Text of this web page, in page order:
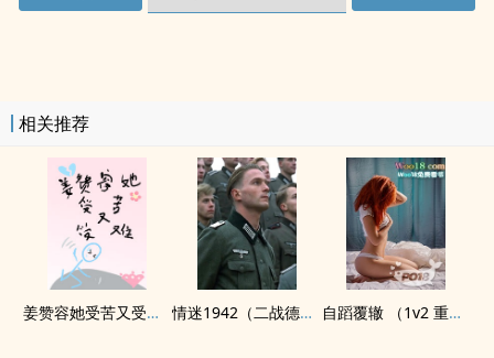
相关推荐
姜赞容她受苦又受难（NPH） 情迷1942（二战德国） 自蹈覆辙 （1v2 重生）